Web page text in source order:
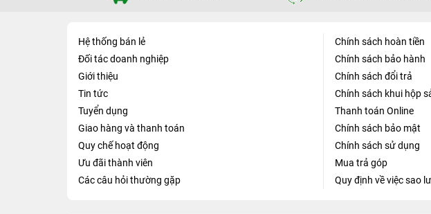
Hệ thống bán lẻ
Đối tác doanh nghiệp
Giới thiệu
Tin tức
Tuyển dụng
Giao hàng và thanh toán
Quy chế hoạt động
Ưu đãi thành viên
Các câu hỏi thường gặp
Chính sách hoàn tiền
Chính sách bảo hành
Chính sách đổi trả
Chính sách khui hộp
Thanh toán Online
Chính sách bảo mật
Chính sách sử dụng
Mua trả góp
Quy định về việc sao